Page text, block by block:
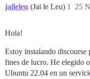
jaileleu (Jai le Leu) 25
1
Hola!
Estoy instalando discourse
fines de lucro. He elegido
Ubuntu 22.04 en un